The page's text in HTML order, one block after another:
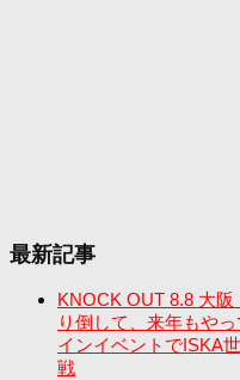
最新記事
KNOCK OUT 8.8 大
り倒して、来年もや
インイベントでISKA
戦